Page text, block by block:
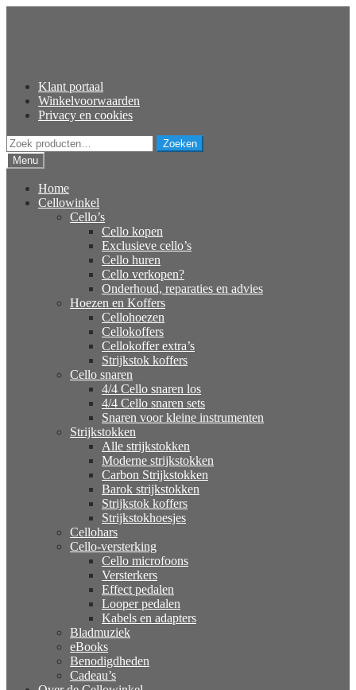
Klant portaal
Winkelvoorwaarden
Privacy en cookies
Zoeken
naar:
Zoeken
Menu
Home
Cellowinkel
Cello’s
Cello kopen
Exclusieve cello’s
Cello huren
Cello verkopen?
Onderhoud, reparaties en advies
Hoezen en Koffers
Cellohoezen
Cellokoffers
Cellokoffer extra’s
Strijkstok koffers
Cello snaren
4/4 Cello snaren los
4/4 Cello snaren sets
Snaren voor kleine instrumenten
Strijkstokken
Alle strijkstokken
Moderne strijkstokken
Carbon Strijkstokken
Barok strijkstokken
Strijkstok koffers
Strijkstokhoesjes
Cellohars
Cello-versterking
Cello microfoons
Versterkers
Effect pedalen
Looper pedalen
Kabels en adapters
Bladmuziek
eBooks
Benodigdheden
Cadeau’s